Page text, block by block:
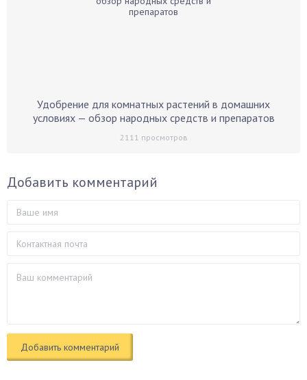
Удобрение для комнатных растений в домашних
условиях — обзор народных средств и препаратов
2111 просмотров
Добавить комментарий